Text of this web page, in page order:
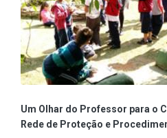
Um Olhar do Professor para o
Rede de Proteção e